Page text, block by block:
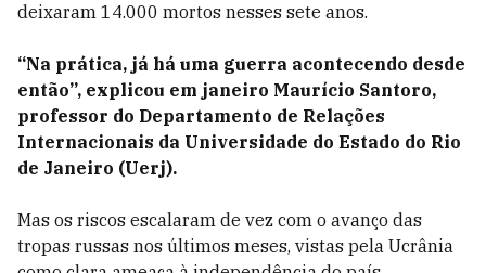
deixaram 14.000 mortos nesses sete anos.
“Na prática, já há uma guerra acontecendo desde
então”, explicou em janeiro Maurício Santoro,
professor do Departamento de Relações
Internacionais da Universidade do Estado do Rio
de Janeiro (Uerj).
Mas os riscos escalaram de vez com o avanço das
tropas russas nos últimos meses, vistas pela Ucrânia